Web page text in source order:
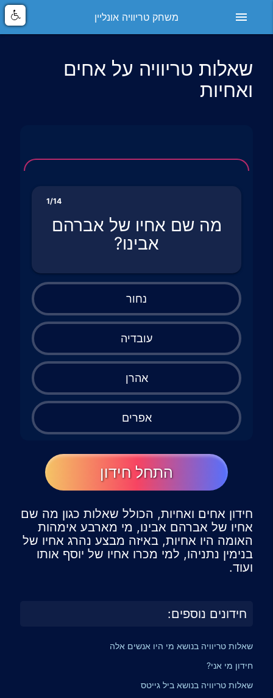
menu משחק טריוויה אונליין
שאלות טריוויה על אחים
ואחיות
1/14
מה שם אחיו של אברהם
אבינו?
נחור
עובדיה
אהרן
אפרים
התחל חידון
חידון אחים ואחיות, הכולל שאלות כגון מה שם
אחיו של אברהם אבינו, מי מארבע אימהות
האומה היו אחיות, באיזה מבצע נהרג אחיו של
בנימין נתניהו, למי מכרו אחיו של יוסף אותו
ועוד.
חידונים נוספים:
שאלות טריוויה בנושא מי היו אנשים אלה
חידון מי אני?
שאלות טריוויה בנושא ביל גייטס